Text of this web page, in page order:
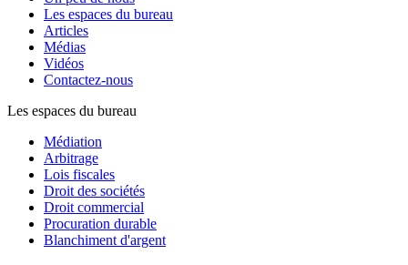
Les espaces du bureau
Articles
Médias
Vidéos
Contactez-nous
Les espaces du bureau
Médiation
Arbitrage
Lois fiscales
Droit des sociétés
Droit commercial
Procuration durable
Blanchiment d'argent